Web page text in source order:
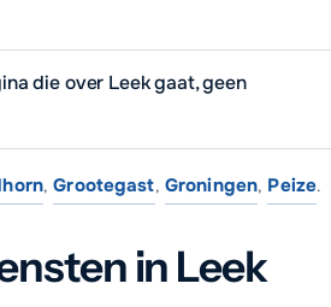
die over Leek gaat, geen
,Grootegast, Groningen, Peize.
in Leek